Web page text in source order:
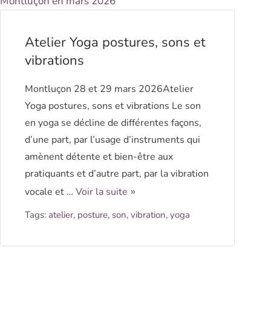
Atelier Yoga postures, sons et
vibrations
Montluçon 28 et 29 mars 2026Atelier
Yoga postures, sons et vibrations Le son
en yoga se décline de différentes façons,
d’une part, par l’usage d’instruments qui
amènent détente et bien-être aux
pratiquants et d’autre part, par la vibration
vocale et … Voir la suite
Tags: atelier, posture, son, vibration, yoga